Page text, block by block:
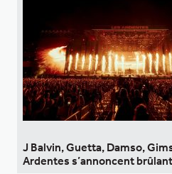
J Balvin, Guetta, Damso,
Ardentes s’annoncent